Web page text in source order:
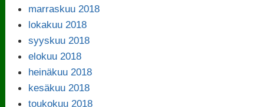
marraskuu 2018
lokakuu 2018
syyskuu 2018
elokuu 2018
heinäkuu 2018
kesäkuu 2018
toukokuu 2018